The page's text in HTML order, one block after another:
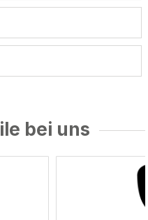
bei uns